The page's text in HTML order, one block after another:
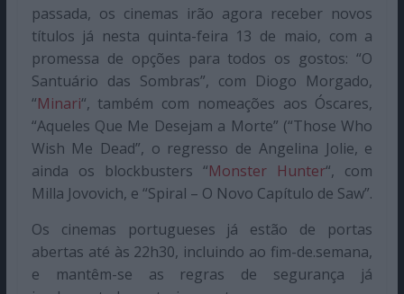
passada, os cinemas irão agora receber novos
títulos já nesta quinta-feira 13 de maio, com a
promessa de opções para todos os gostos: “O
Santuário das Sombras”, com Diogo Morgado,
“Minari“, também com nomeações aos Óscares,
“Aqueles Que Me Desejam a Morte” (“Those Who
Wish Me Dead”, o regresso de Angelina Jolie, e
ainda os blockbusters “Monster Hunter“, com
Milla Jovovich, e “Spiral – O Novo Capítulo de Saw”.
Os cinemas portugueses já estão de portas
abertas até às 22h30, incluindo ao fim-de.semana,
e mantêm-se as regras de segurança já